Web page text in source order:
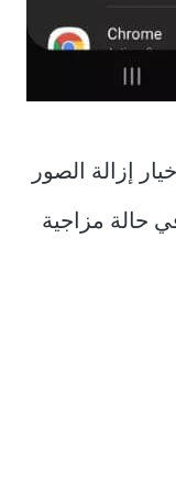
إزالة الصور
حالة مزاجية